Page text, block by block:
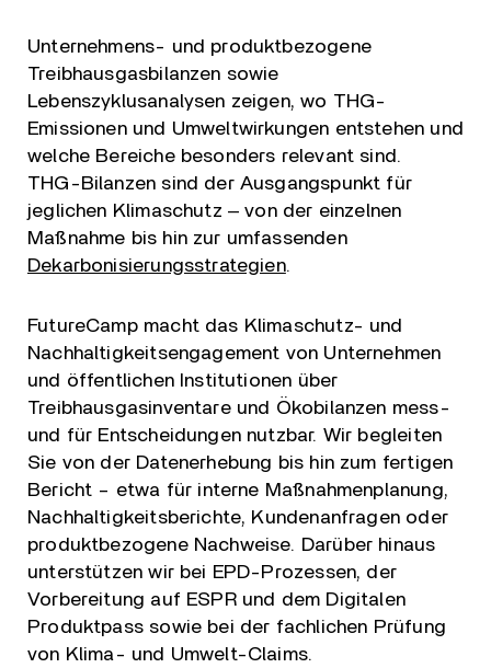
Unternehmens- und produktbezogene
Treibhausgasbilanzen sowie
Lebenszyklusanalysen zeigen, wo THG-
Emissionen und Umweltwirkungen entstehen und
welche Bereiche besonders relevant sind.
THG-Bilanzen sind der Ausgangspunkt für
jeglichen Klimaschutz ‒ von der einzelnen
Maßnahme bis hin zur umfassenden
Dekarbonisierungsstrategien.
FutureCamp macht das Klimaschutz- und
Nachhaltigkeitsengagement von Unternehmen
und öffentlichen Institutionen über
Treibhausgasinventare und Ökobilanzen mess-
und für Entscheidungen nutzbar. Wir begleiten
Sie von der Datenerhebung bis hin zum fertigen
Bericht – etwa für interne Maßnahmenplanung,
Nachhaltigkeitsberichte, Kundenanfragen oder
produktbezogene Nachweise. Darüber hinaus
unterstützen wir bei EPD-Prozessen, der
Vorbereitung auf ESPR und dem Digitalen
Produktpass sowie bei der fachlichen Prüfung
von Klima- und Umwelt-Claims.